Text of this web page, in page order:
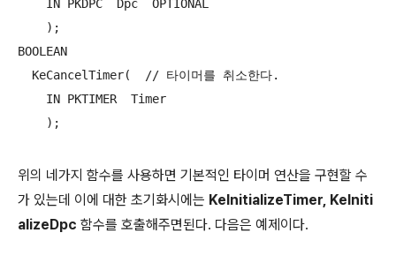
    IN PKDPC  Dpc  OPTIONAL
    );
BOOLEAN
  KeCancelTimer(  // 타이머를 취소한다.
    IN PKTIMER  Timer
    );
위의 네가지 함수를 사용하면 기본적인 타이머 연산을 구현할 수
가 있는데 이에 대한 초기화시에는 KeInitializeTimer, KeIniti
alizeDpc 함수를 호출해주면된다. 다음은 예제이다.